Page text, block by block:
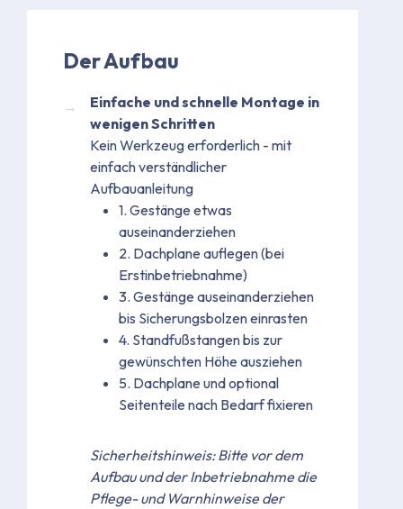
Der Aufbau
Einfache und schnelle Montage in
wenigen Schritten
Kein Werkzeug erforderlich - mit
einfach verständlicher
Aufbauanleitung
1. Gestänge etwas
auseinanderziehen
2. Dachplane auflegen (bei
Erstinbetriebnahme)
3. Gestänge auseinanderziehen
bis Sicherungsbolzen einrasten
4. Standfußstangen bis zur
gewünschten Höhe ausziehen
5. Dachplane und optional
Seitenteile nach Bedarf fixieren
Sicherheitshinweis: Bitte vor dem
Aufbau und der Inbetriebnahme die
Pflege- und Warnhinweise der